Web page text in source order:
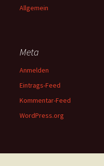
Allgemein
Meta
Anmelden
Eintrags-Feed
Kommentar-Feed
WordPress.org